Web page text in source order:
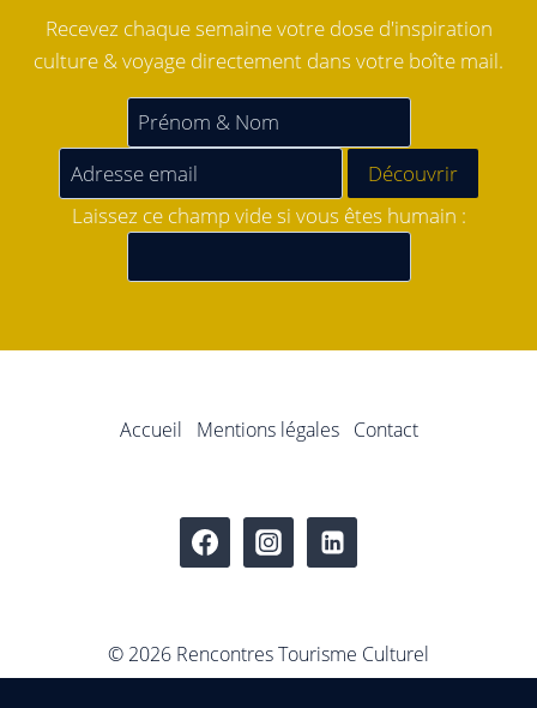
Recevez chaque semaine votre dose d'inspiration
culture & voyage directement dans votre boîte mail.
Laissez ce champ vide si vous êtes humain :
Accueil Mentions légales Contact
© 2026 Rencontres Tourisme Culturel